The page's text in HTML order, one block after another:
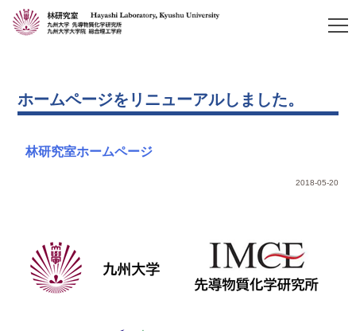
ホームページをリニューアルしました。
林研究室ホームページ
2018-05-20